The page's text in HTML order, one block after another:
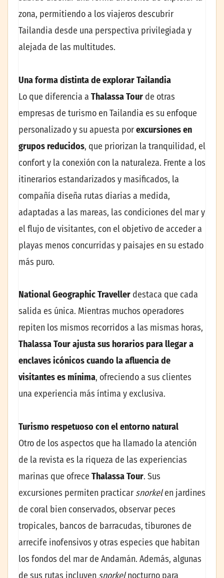
zona, permitiendo a los viajeros descubrir
Tailandia desde una perspectiva privilegiada y
alejada de las multitudes.
Una forma distinta de explorar Tailandia
Lo que diferencia a Thalassa Tour de otras
empresas de turismo en Tailandia es su enfoque
personalizado y su apuesta porexcursiones en
grupos reducidos, que priorizan la tranquilidad, el
confort y la conexión con la naturaleza. Frente a los
itinerarios estandarizados y masificados, la
compañía diseña rutas diarias a medida,
adaptadas a las mareas, las condiciones del mar y
el flujo de visitantes, con el objetivo de acceder a
playas menos concurridas y paisajes en su estado
más puro.
National Geographic Traveller destaca que cada
salida es única. Mientras muchos operadores
repiten los mismos recorridos a las mismas horas,
Thalassa Tour ajusta sus horarios para llegar a
enclaves icónicos cuando la afluencia de
visitantes es mínima, ofreciendo a sus clientes
una experiencia más íntima y exclusiva.
Turismo respetuoso con el entorno natural
Otro de los aspectos que ha llamado la atención
de la revista es la riqueza de las experiencias
marinas que ofrece Thalassa Tour. Sus
excursiones permiten practicar snorkelen jardines
de coral bien conservados, observar peces
tropicales, bancos de barracudas, tiburones de
arrecife inofensivos y otras especies que habitan
los fondos del mar de Andamán. Además, algunas
de sus rutas incluyen snorkelnocturno para